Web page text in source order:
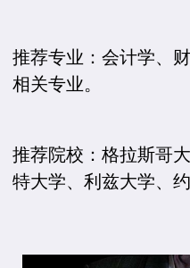
推荐专业：会计学、
相关专业。
推荐院校：格拉斯哥
特大学、利兹大学、约